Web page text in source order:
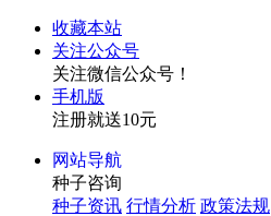
收藏本站
关注公众号
关注微信公众号！
手机版
注册就送10元
网站导航
种子咨询
种子资讯 行情分析 政策法规